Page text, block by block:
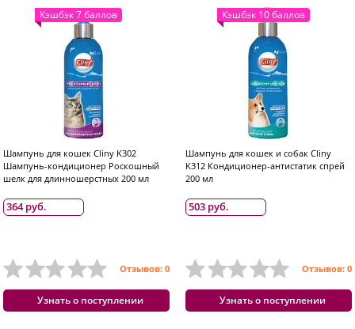
Кэшбэк 7 баллов
Шампунь для кошек Cliny K302
Шампунь-кондиционер Роскошный
шелк для длинношерстных 200 мл
364 руб.
Отзывов: 0
Узнать о поступлении
Кэшбэк 10 баллов
Шампунь для кошек и собак Cliny
K312 Кондиционер-антистатик спрей
200 мл
503 руб.
Отзывов: 0
Узнать о поступлении